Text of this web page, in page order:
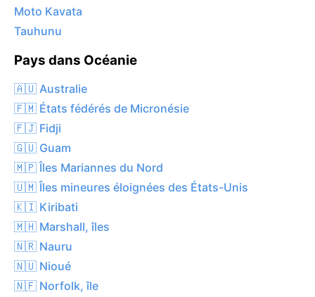
Moto Kavata
Tauhunu
Pays dans Océanie
🇦🇺 Australie
🇫🇲 États fédérés de Micronésie
🇫🇯 Fidji
🇬🇺 Guam
🇲🇵 Îles Mariannes du Nord
🇺🇲 Îles mineures éloignées des États-Unis
🇰🇮 Kiribati
🇲🇭 Marshall, îles
🇳🇷 Nauru
🇳🇺 Nioué
🇳🇫 Norfolk, île